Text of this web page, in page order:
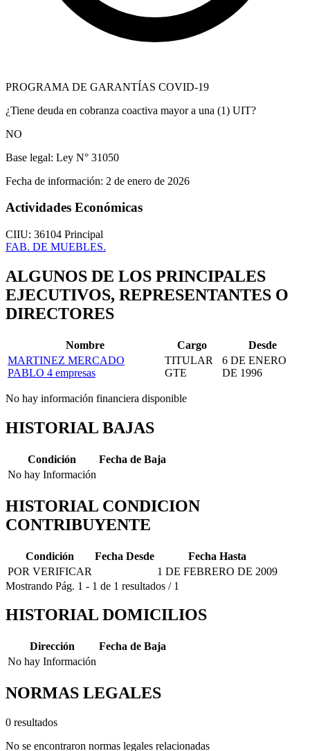
PROGRAMA DE GARANTÍAS COVID-19
¿Tiene deuda en cobranza coactiva mayor a una (1) UIT?
NO
Base legal: Ley N° 31050
Fecha de información: 2 de enero de 2026
Actividades Económicas
CIIU: 36104 Principal
FAB. DE MUEBLES.
ALGUNOS DE LOS PRINCIPALES
EJECUTIVOS, REPRESENTANTES O
DIRECTORES
Nombre Cargo
Desde
MARTINEZ MERCADO
PABLO 4 empresas
TITULAR
GTE
6 DE ENERO
DE 1996
No hay información financiera disponible
HISTORIAL BAJAS
Condición
Fecha de Baja
No hay Información
HISTORIAL CONDICION
CONTRIBUYENTE
Condición Fecha Desde
Fecha Hasta
POR VERIFICAR
1 DE FEBRERO DE 2009
Mostrando Pág. 1 - 1 de 1 resultados / 1
HISTORIAL DOMICILIOS
Dirección
Fecha de Baja
No hay Información
NORMAS LEGALES
0 resultados
No se encontraron normas legales relacionadas